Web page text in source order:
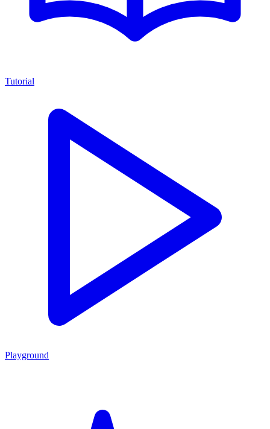
Tutorial
Playground